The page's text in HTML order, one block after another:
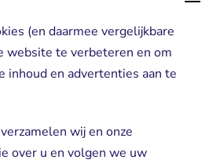
(en daarmee vergelijkbare
website te verbeteren en om
inhoud en advertenties aan te
wij en onze
over u en volgen we uw